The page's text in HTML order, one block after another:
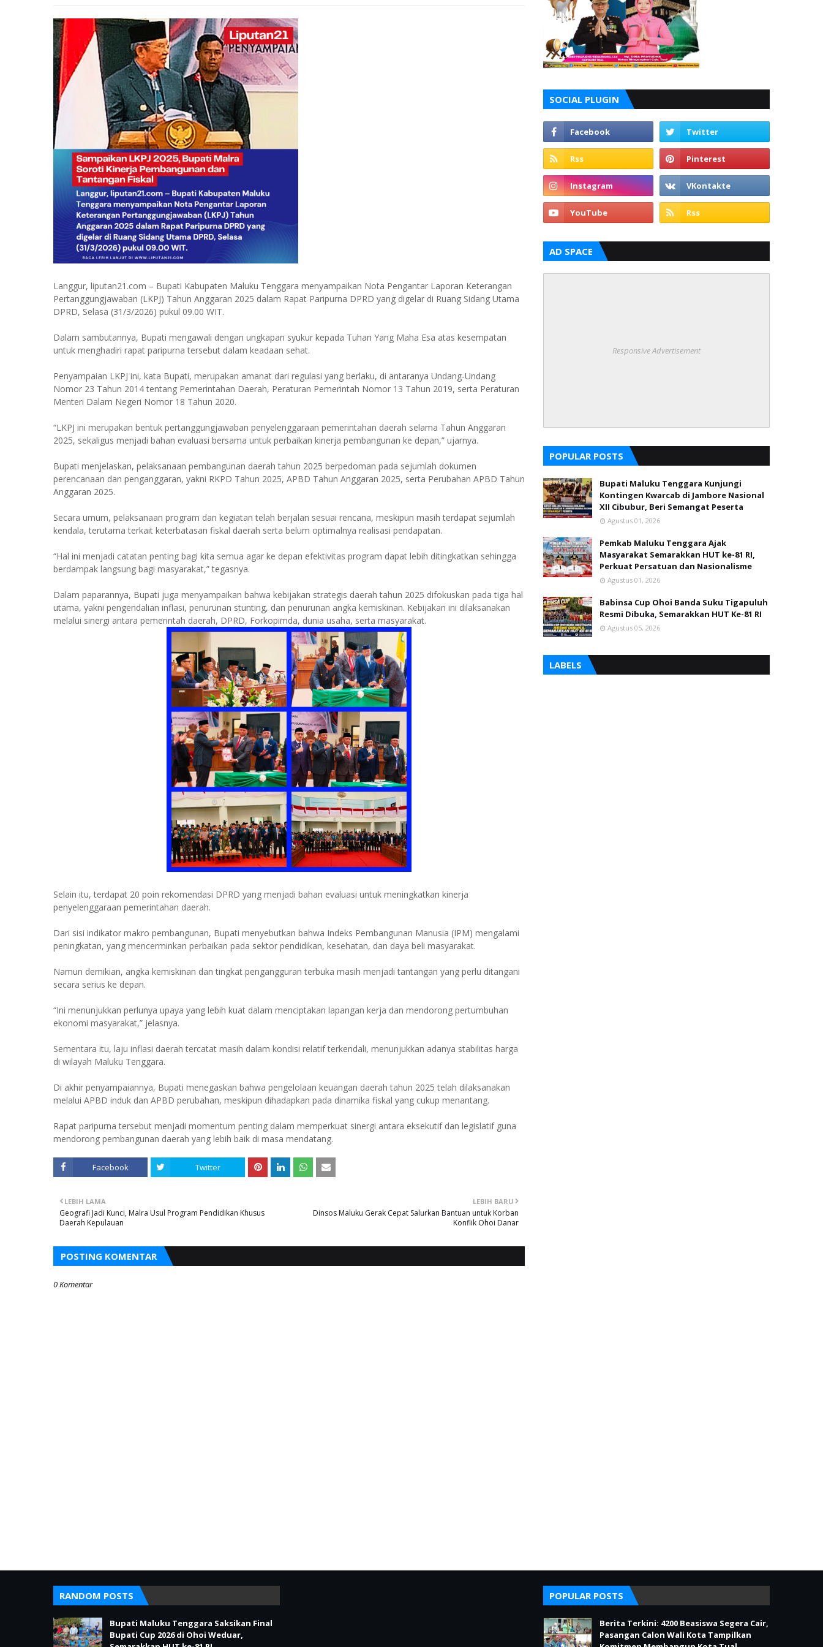
Langgur, liputan21.com – Bupati Kabupaten Maluku Tenggara menyampaikan Nota Pengantar Laporan Keterangan
Pertanggungjawaban (LKPJ) Tahun Anggaran 2025 dalam Rapat Paripurna DPRD yang digelar di Ruang Sidang Utama
DPRD, Selasa (31/3/2026) pukul 09.00 WIT.
Dalam sambutannya, Bupati mengawali dengan ungkapan syukur kepada Tuhan Yang Maha Esa atas kesempatan
untuk menghadiri rapat paripurna tersebut dalam keadaan sehat.
Penyampaian LKPJ ini, kata Bupati, merupakan amanat dari regulasi yang berlaku, di antaranya Undang-Undang
Nomor 23 Tahun 2014 tentang Pemerintahan Daerah, Peraturan Pemerintah Nomor 13 Tahun 2019, serta Peraturan
Menteri Dalam Negeri Nomor 18 Tahun 2020.
“LKPJ ini merupakan bentuk pertanggungjawaban penyelenggaraan pemerintahan daerah selama Tahun Anggaran
2025, sekaligus menjadi bahan evaluasi bersama untuk perbaikan kinerja pembangunan ke depan,” ujarnya.
Bupati menjelaskan, pelaksanaan pembangunan daerah tahun 2025 berpedoman pada sejumlah dokumen
perencanaan dan penganggaran, yakni RKPD Tahun 2025, APBD Tahun Anggaran 2025, serta Perubahan APBD Tahun
Anggaran 2025.
Secara umum, pelaksanaan program dan kegiatan telah berjalan sesuai rencana, meskipun masih terdapat sejumlah
kendala, terutama terkait keterbatasan fiskal daerah serta belum optimalnya realisasi pendapatan.
“Hal ini menjadi catatan penting bagi kita semua agar ke depan efektivitas program dapat lebih ditingkatkan sehingga
berdampak langsung bagi masyarakat,” tegasnya.
Dalam paparannya, Bupati juga menyampaikan bahwa kebijakan strategis daerah tahun 2025 difokuskan pada tiga hal
utama, yakni pengendalian inflasi, penurunan stunting, dan penurunan angka kemiskinan. Kebijakan ini dilaksanakan
melalui sinergi antara pemerintah daerah, DPRD, Forkopimda, dunia usaha, serta masyarakat.
Selain itu, terdapat 20 poin rekomendasi DPRD yang menjadi bahan evaluasi untuk meningkatkan kinerja
penyelenggaraan pemerintahan daerah.
Dari sisi indikator makro pembangunan, Bupati menyebutkan bahwa Indeks Pembangunan Manusia (IPM) mengalami
peningkatan, yang mencerminkan perbaikan pada sektor pendidikan, kesehatan, dan daya beli masyarakat.
Namun demikian, angka kemiskinan dan tingkat pengangguran terbuka masih menjadi tantangan yang perlu ditangani
secara serius ke depan.
“Ini menunjukkan perlunya upaya yang lebih kuat dalam menciptakan lapangan kerja dan mendorong pertumbuhan
ekonomi masyarakat,” jelasnya.
Sementara itu, laju inflasi daerah tercatat masih dalam kondisi relatif terkendali, menunjukkan adanya stabilitas harga
di wilayah Maluku Tenggara.
Di akhir penyampaiannya, Bupati menegaskan bahwa pengelolaan keuangan daerah tahun 2025 telah dilaksanakan
melalui APBD induk dan APBD perubahan, meskipun dihadapkan pada dinamika fiskal yang cukup menantang.
Rapat paripurna tersebut menjadi momentum penting dalam memperkuat sinergi antara eksekutif dan legislatif guna
mendorong pembangunan daerah yang lebih baik di masa mendatang.
Facebook Twitter
LEBIH BARU
Dinsos Maluku Gerak Cepat Salurkan Bantuan untuk Korban
Konflik Ohoi Danar
LEBIH LAMA
Geografi Jadi Kunci, Malra Usul Program Pendidikan Khusus
Daerah Kepulauan
POSTING KOMENTAR
0 Komentar
SOCIAL PLUGIN
AD SPACE
Responsive Advertisement
POPULAR POSTS
Bupati Maluku Tenggara Kunjungi
Kontingen Kwarcab di Jambore Nasional
XII Cibubur, Beri Semangat Peserta
Agustus 01, 2026
Pemkab Maluku Tenggara Ajak
Masyarakat Semarakkan HUT ke-81 RI,
Perkuat Persatuan dan Nasionalisme
Agustus 01, 2026
Babinsa Cup Ohoi Banda Suku Tigapuluh
Resmi Dibuka, Semarakkan HUT Ke-81 RI
Agustus 05, 2026
LABELS
RANDOM POSTS
Bupati Maluku Tenggara Saksikan Final
Bupati Cup 2026 di Ohoi Weduar,
POPULAR POSTS
Berita Terkini: 4200 Beasiswa Segera Cair,
Pasangan Calon Wali Kota Tampilkan